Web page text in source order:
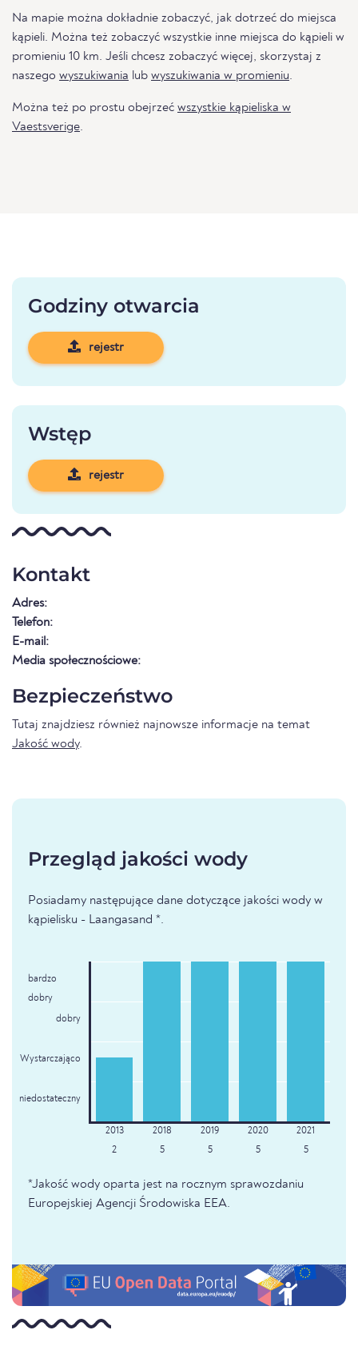
Na mapie można dokładnie zobaczyć, jak dotrzeć do miejsca
kąpieli. Można też zobaczyć wszystkie inne miejsca do kąpieli w
promieniu 10 km. Jeśli chcesz zobaczyć więcej, skorzystaj z
naszego wyszukiwania lub wyszukiwania w promieniu.
Można też po prostu obejrzeć wszystkie kąpieliska w
Vaestsverige.
Godziny otwarcia
rejestr
Wstęp
rejestr
Kontakt
Adres:
Telefon:
E-mail:
Media społecznościowe:
Bezpieczeństwo
Tutaj znajdziesz również najnowsze informacje na temat
Jakość wody.
Przegląd jakości wody
Posiadamy następujące dane dotyczące jakości wody w
kąpielisku - Laangasand *.
bardzo
dobry
dobry
Wystarczająco
niedostateczny
2 5 5 5 5
*Jakość wody oparta jest na rocznym sprawozdaniu
Europejskiej Agencji Środowiska EEA.